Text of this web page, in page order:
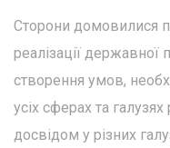
Сторони домовилися
реалізації державної
створення умов,
усіх сферах та
досвідом у різних